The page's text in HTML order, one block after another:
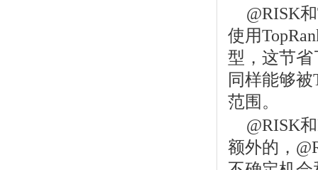
@RISK
使用
型，这节省
同样能够
范围。
@RISK
额外的，